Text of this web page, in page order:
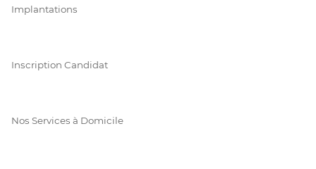
Implantations
Inscription Candidat
Nos Services à Domicile